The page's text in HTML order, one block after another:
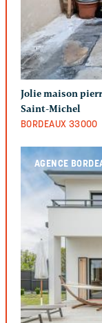
Jolie maison
Saint-Michel
BORDEAUX 33000
AGENCE